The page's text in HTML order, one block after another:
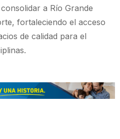
a Río Grande
fortaleciendo el acceso
de calidad para el